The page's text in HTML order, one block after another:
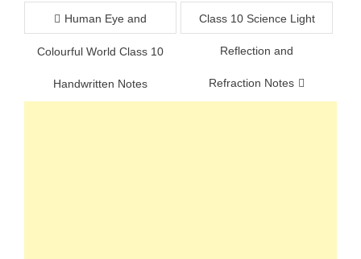
Post
navigation
Human Eye and
Colourful World Class 10
Handwritten Notes
Class 10 Science Light
Reflection and
Refraction Notes